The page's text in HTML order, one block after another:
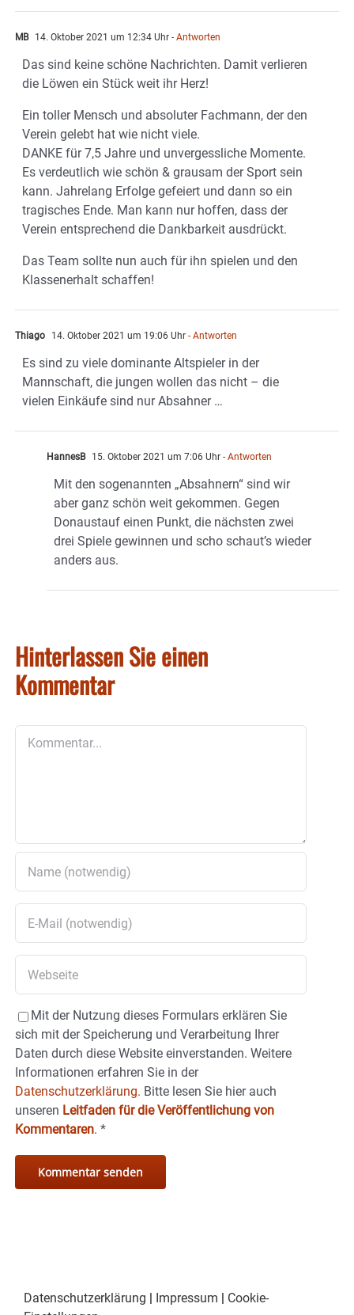
MB 14. Oktober 2021 um 12:34 Uhr - Antworten
Das sind keine schöne Nachrichten. Damit verlieren
die Löwen ein Stück weit ihr Herz!
Ein toller Mensch und absoluter Fachmann, der den
Verein gelebt hat wie nicht viele.
DANKE für 7,5 Jahre und unvergessliche Momente.
Es verdeutlich wie schön & grausam der Sport sein
kann. Jahrelang Erfolge gefeiert und dann so ein
tragisches Ende. Man kann nur hoffen, dass der
Verein entsprechend die Dankbarkeit ausdrückt.
Das Team sollte nun auch für ihn spielen und den
Klassenerhalt schaffen!
Thiago 14. Oktober 2021 um 19:06 Uhr - Antworten
Es sind zu viele dominante Altspieler in der
Mannschaft, die jungen wollen das nicht – die
vielen Einkäufe sind nur Absahner …
HannesB 15. Oktober 2021 um 7:06 Uhr - Antworten
Mit den sogenannten „Absahnern“ sind wir
aber ganz schön weit gekommen. Gegen
Donaustauf einen Punkt, die nächsten zwei
drei Spiele gewinnen und scho schaut’s wieder
anders aus.
Hinterlassen Sie einen
Kommentar
Mit der Nutzung dieses Formulars erklären Sie
sich mit der Speicherung und Verarbeitung Ihrer
Daten durch diese Website einverstanden. Weitere
Informationen erfahren Sie in der
Datenschutzerklärung. Bitte lesen Sie hier auch
unseren Leitfaden für die Veröffentlichung von
Kommentaren. *
Datenschutzerklärung Impressum
Cookie-